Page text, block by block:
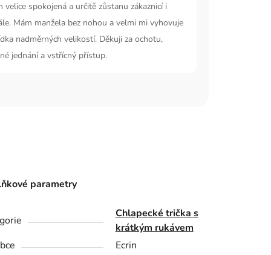
velice spokojená a určitě zůstanu zákaznicí i
Mám manžela bez nohou a velmi mi vyhovuje
nadměrných velikostí. Děkuji za ochotu,
jednání a vstřícný přístup.
parametry
Chlapecké trička s
krátkým rukávem
Ecrin